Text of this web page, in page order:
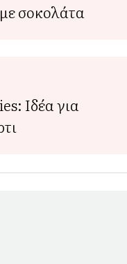
σοκολάτα
Ιδέα για